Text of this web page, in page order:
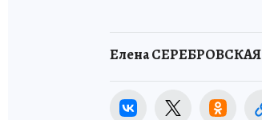
Елена СЕРЕБРОВСКАЯ